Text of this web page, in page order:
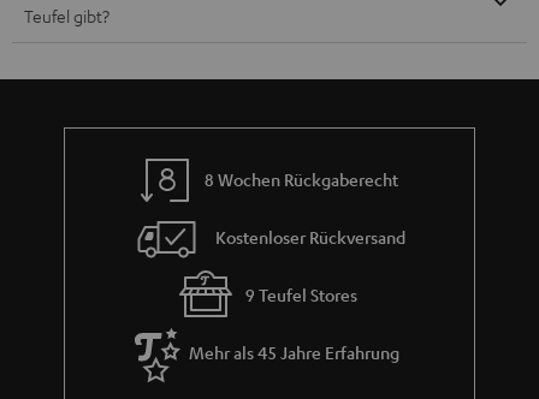
Teufel gibt?
8 Wochen Rückgaberecht
Kostenloser Rückversand
9 Teufel Stores
Mehr als 45 Jahre Erfahrung